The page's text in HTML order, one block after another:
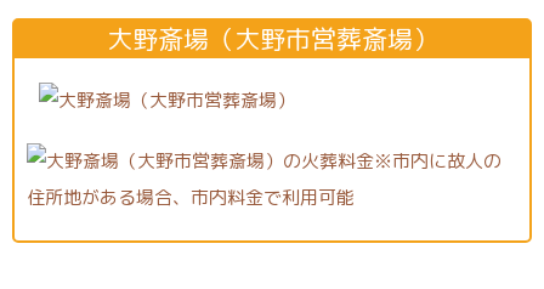
大野斎場（大野市営葬斎場）